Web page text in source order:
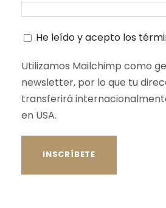
He leído y acepto los
Utilizamos Mailchimp como
newsletter, por lo que tu
transferirá
en USA.